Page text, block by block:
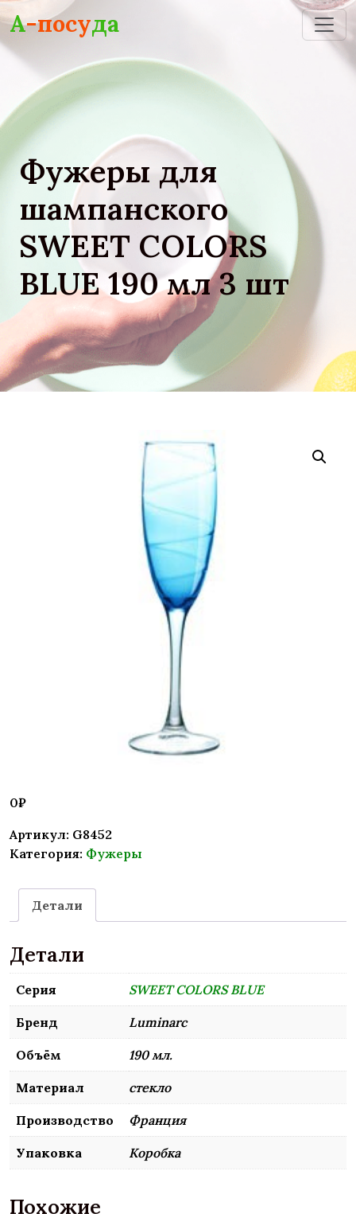
Skip to main content
А-посуда
Фужеры для
шампанского
SWEET COLORS
BLUE 190 мл 3 шт
0₽
Артикул: G8452
Категория: Фужеры
Детали
Детали
Серия SWEET COLORS BLUE
Бренд Luminarc
Объём 190 мл.
Материал стекло
Производство Франция
Упаковка Коробка
Похожие